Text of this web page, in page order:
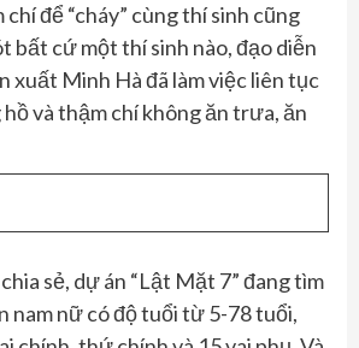
để “cháy” cùng thí sinh cũng
bất cứ một thí sinh nào, đạo diễn
xuất Minh Hà đã làm việc liên tục
và thậm chí không ăn trưa, ăn
sẻ, dự án “Lật Mặt 7” đang tìm
nam nữ có độ tuổi từ 5-78 tuổi,